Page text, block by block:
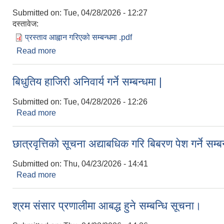
Submitted on: Tue, 04/28/2026 - 12:27
दस्तावेज:
प्रस्ताव आह्वान गरिएको सम्बन्धमा .pdf
Read more
बिधुतिय हाजिरी अनिवार्य गर्ने सम्बन्धमा |
Submitted on: Tue, 04/28/2026 - 12:26
Read more
छात्रवृत्तिको सूचना अद्याबधिक गरि बिबरण पेश गर्ने
Submitted on: Thu, 04/23/2026 - 14:41
Read more
श्रम संसार प्रणालीमा आबद्ध हुने सम्बन्धि सूचना।